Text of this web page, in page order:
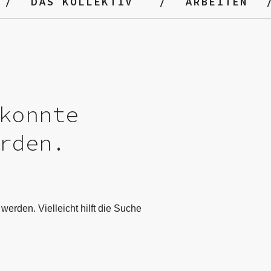
Vielleicht hilft die Suche